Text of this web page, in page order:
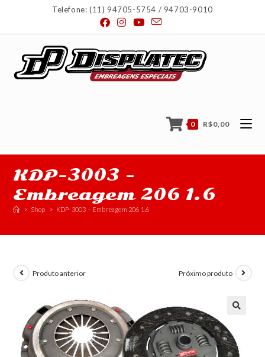
Telefone: (11) 94705-5754 / 94703-9010
0 R$0,00
KDP-3003 –
Embreagem 206 1.6
> Shop > KDP-3003 – Embreagem 206 1.6
Produto anterior Próximo produto